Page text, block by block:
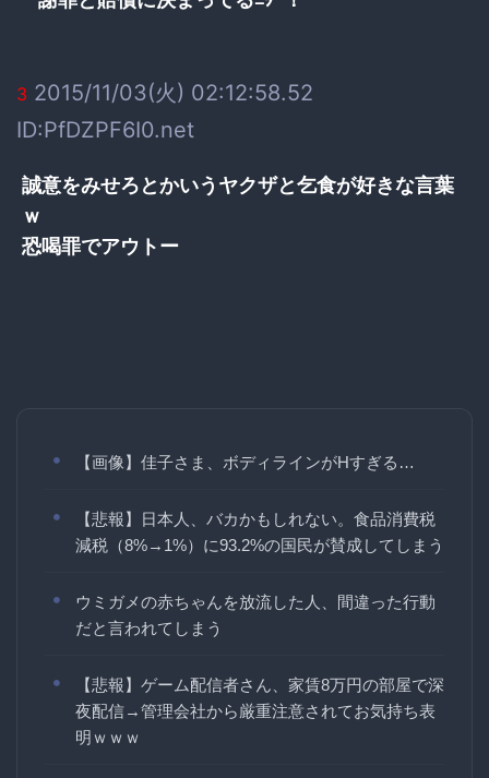
3 2015/11/03(火) 02:12:58.52
ID:PfDZPF6I0.net
誠意をみせろとかいうヤクザと乞食が好きな言葉
ｗ
恐喝罪でアウトー
【画像】佳子さま、ボディラインがHすぎる…
【悲報】日本人、バカかもしれない。食品消費税
減税（8%→1%）に93.2%の国民が賛成してしまう
ウミガメの赤ちゃんを放流した人、間違った行動
だと言われてしまう
【悲報】ゲーム配信者さん、家賃8万円の部屋で深
夜配信→管理会社から厳重注意されてお気持ち表
明ｗｗｗ